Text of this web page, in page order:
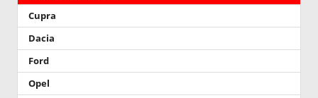
Cupra
Dacia
Ford
Opel